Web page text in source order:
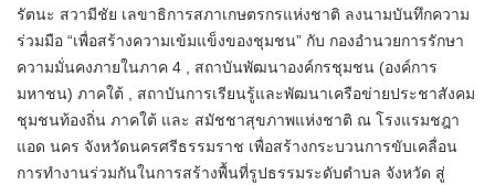
รัตนะ สวามีชัย เลขาธิการสภาเกษตรกรแห่งชาติ ลงนามบันทึกความ
ร่วมมือ “เพื่อสร้างความเข้มแข็งของชุมชน” กับ กองอำนวยการรักษา
ความมั่นคงภายในภาค 4 , สถาบันพัฒนาองค์กรชุมชน (องค์การ
มหาชน) ภาคใต้ , สถาบันการเรียนรู้และพัฒนาเครือข่ายประชาสังคม
ชุมชนท้องถิ่น ภาคใต้ และ สมัชชาสุขภาพแห่งชาติ ณ โรงแรมชฎา
แอด นคร จังหวัดนครศรีธรรมราช เพื่อสร้างกระบวนการขับเคลื่อน
การทำงานร่วมกันในการสร้างพื้นที่รูปธรรมระดับตำบล จังหวัด สู่